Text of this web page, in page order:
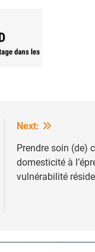
Next:
Prendre soin (de)
domesticité à
vulnérabilité